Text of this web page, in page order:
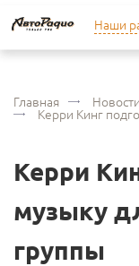
Наши
Главная Новости
Керри Кинг
Керри
музыку
группы